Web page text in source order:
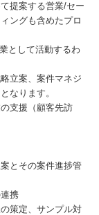
提案する営業/セー
ングも含めたプロ
として活動するわ
立案、案件マネジ
なります。
支援（顧客先訪
とその案件進捗管
携
策定、サンプル対